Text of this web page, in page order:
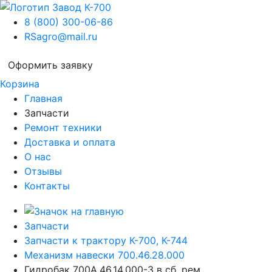
8 (800) 300-06-86
RSagro@mail.ru
Оформить заявку
Корзина
Главная
Запчасти
Ремонт техники
Доставка и оплата
О нас
Отзывы
Контакты
Запчасти
Запчасти к трактору К-700, К-744
Механизм навески 700.46.28.000
Гидробак 700А.46.14.000-3 в сб. рем